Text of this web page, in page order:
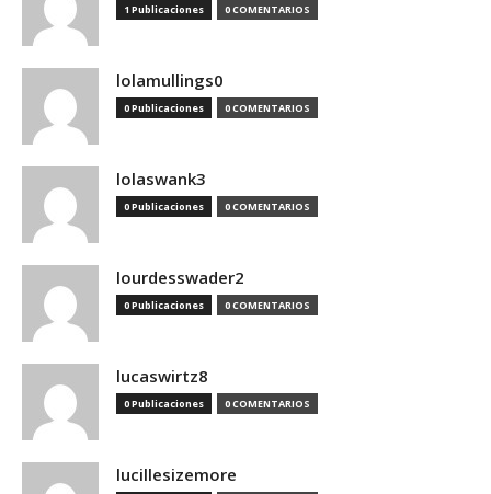
1 Publicaciones 0 COMENTARIOS
lolamullings0
0 Publicaciones 0 COMENTARIOS
lolaswank3
0 Publicaciones 0 COMENTARIOS
lourdesswader2
0 Publicaciones 0 COMENTARIOS
lucaswirtz8
0 Publicaciones 0 COMENTARIOS
lucillesizemore